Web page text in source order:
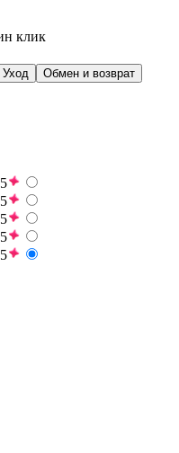
клик
Уход Обмен и возврат